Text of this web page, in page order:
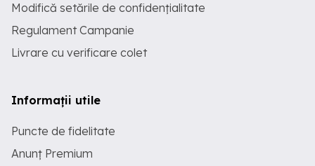
Modifică setările de confidențialitate
Regulament Campanie
Livrare cu verificare colet
Informații utile
Puncte de fidelitate
Anunț Premium